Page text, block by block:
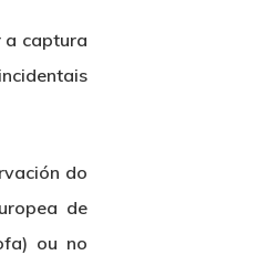
a captura
do
de
ou no